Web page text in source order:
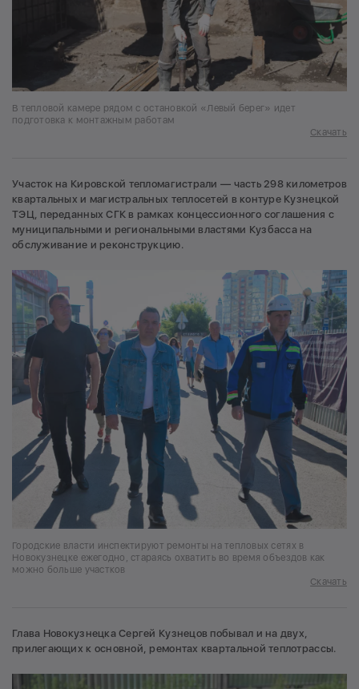
В тепловой камере рядом с остановкой «Левый берег» идет
подготовка к монтажным работам
Скачать
Участок на Кировской тепломагистрали — часть 298 километров
квартальных и магистральных теплосетей в контуре Кузнецкой
ТЭЦ, переданных СГК в рамках концессионного соглашения с
муниципальными и региональными властями Кузбасса на
обслуживание и реконструкцию.
Городские власти инспектируют ремонты на тепловых сетях в
Новокузнецке ежегодно, стараясь охватить во время объездов как
можно больше участков
Скачать
Глава Новокузнецка Сергей Кузнецов побывал и на двух,
прилегающих к основной, ремонтах квартальной теплотрассы.